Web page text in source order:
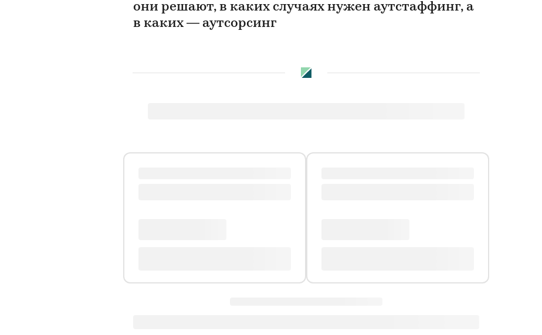
они решают, в каких случаях нужен аутстаффинг, а
в каких — аутсорсинг